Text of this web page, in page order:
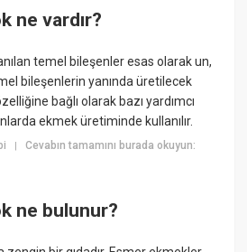
ne vardır?
temel bileşenler esas olarak un,
bileşenlerin yanında üretilecek
bağlı olarak bazı yardımcı
ekmek üretiminde kullanılır.
|Cevabın tamamını burada okuyun:
ne bulunur?